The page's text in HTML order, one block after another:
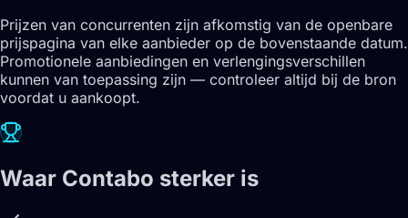
Prijzen van concurrenten zijn afkomstig van de openbare
prijspagina van elke aanbieder op de bovenstaande datum.
Promotionele aanbiedingen en verlengingsverschillen
kunnen van toepassing zijn — controleer altijd bij de bron
voordat u aankoopt.
Waar Contabo sterker is